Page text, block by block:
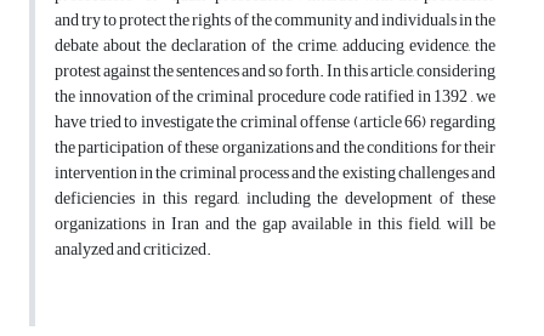
and try to protect the rights of the community and individuals in the
debate about the declaration of the crime, adducing evidence, the
protest against the sentences and so forth. In this article, considering
the innovation of the criminal procedure code ratified in 1392 , we
have tried to investigate the criminal offense (article 66) regarding
the participation of these organizations and the conditions for their
intervention in the criminal process and the existing challenges and
deficiencies in this regard, including the development of these
organizations in Iran and the gap available in this field, will be
analyzed and criticized.